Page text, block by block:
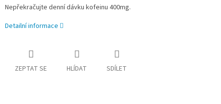
Nepřekračujte denní dávku kofeinu 400mg.
Detailní informace
ZEPTAT SE HLÍDAT SDÍLET